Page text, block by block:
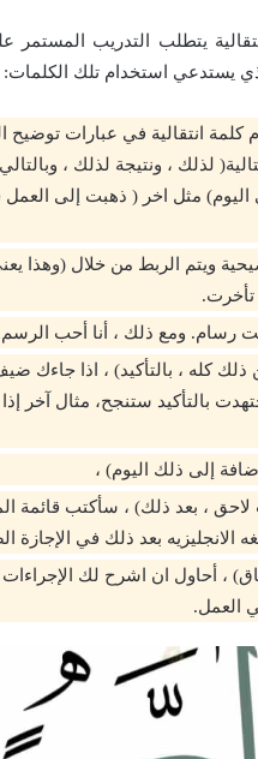
يتطلب التدريب
يستدعي استخدام تلك الكلمات:
كلمة انتقالية في عبارات
لذلك ، ونتيجة لذلك ،
مثل اخر ( ذهبت إلى العمل
ويتم الربط من خلال (وهذا
تأخرت.
رسام. ومع ذلك ، أنا أحب
كله ، بالتأكيد) ، اذا جاءك ضيف
بالتأكيد ستنجح، مثال آخر
إلى ذلك اليوم) ،
، بعد ذلك) ، سأكتب قائمة
بعد ذلك في الإجازة
، أحاول ان اشرح لك
العمل.